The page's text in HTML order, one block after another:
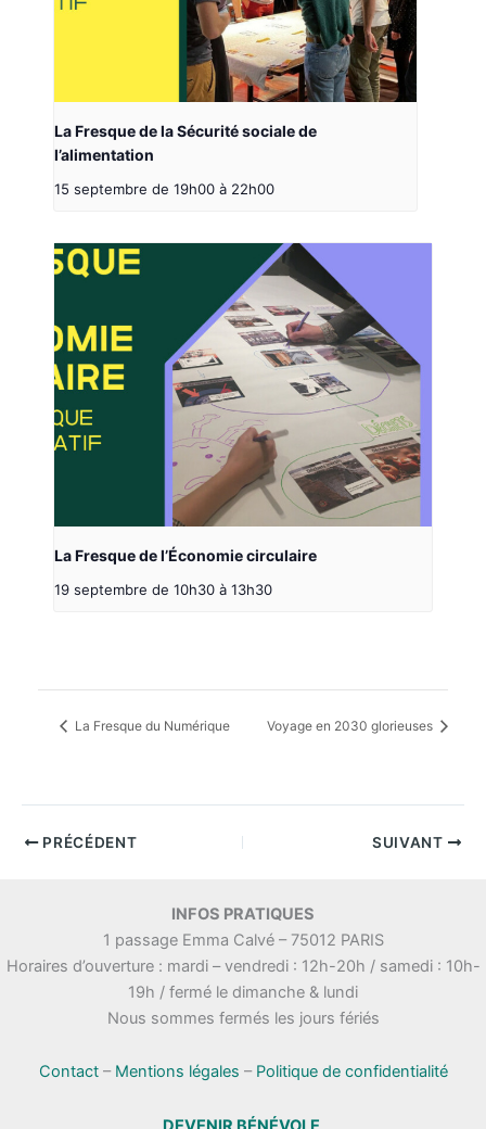
La Fresque de la Sécurité sociale de
l’alimentation
15 septembre de 19h00 à 22h00
La Fresque de l’Économie circulaire
19 septembre de 10h30 à 13h30
La Fresque du Numérique Voyage en 2030 glorieuses
PRÉCÉDENT SUIVANT
INFOS PRATIQUES
1 passage Emma Calvé – 75012 PARIS
Horaires d’ouverture : mardi – vendredi : 12h-20h / samedi : 10h-
19h / fermé le dimanche & lundi
Nous sommes fermés les jours fériés
Contact– Mentions légales – Politique de confidentialité